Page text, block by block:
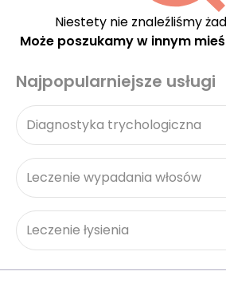
Niestety nie znaleźliśmy
Może poszukamy w innym
Najpopularniejsze usługi
Diagnostyka trychologiczna
Leczenie wypadania włosów
Leczenie łysienia